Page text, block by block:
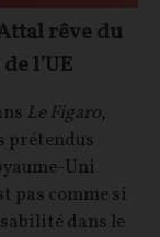
rêve du
l’UE
Le Figaro,
prétendus
Uni
pas comme si
dans le